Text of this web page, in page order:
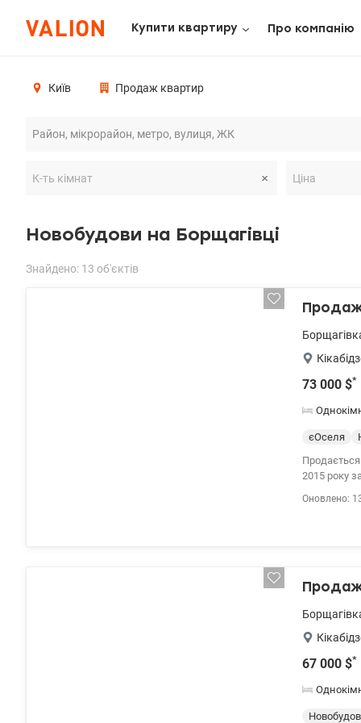
Купити квартиру Про компанію
Київ Продаж квартир
Новобудови на Борщагівці
Знайдено: 13 об'єктів
Продаж
73 000 $*
єОселя
2015 року
Оновлено:
Продаж
67 000 $*